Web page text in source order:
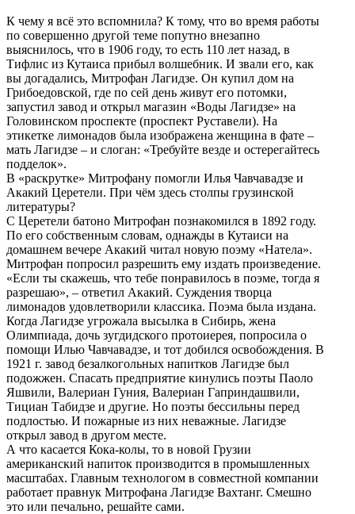
К чему я всё это вспомнила? К тому, что во время работы
по совершенно другой теме попутно внезапно
выяснилось, что в 1906 году, то есть 110 лет назад, в
Тифлис из Кутаиса прибыл волшебник. И звали его, как
вы догадались, Митрофан Лагидзе. Он купил дом на
Грибоедовской, где по сей день живут его потомки,
запустил завод и открыл магазин «Воды Лагидзе» на
Головинском проспекте (проспект Руставели). На
этикетке лимонадов была изображена женщина в фате –
мать Лагидзе – и слоган: «Требуйте везде и остерегайтесь
подделок».
В «раскрутке» Митрофану помогли Илья Чавчавадзе и
Акакий Церетели. При чём здесь столпы грузинской
литературы?
С Церетели батоно Митрофан познакомился в 1892 году.
По его собственным словам, однажды в Кутаиси на
домашнем вечере Акакий читал новую поэму «Натела».
Митрофан попросил разрешить ему издать произведение.
«Если ты скажешь, что тебе понравилось в поэме, тогда я
разрешаю», – ответил Акакий. Суждения творца
лимонадов удовлетворили классика. Поэма была издана.
Когда Лагидзе угрожала высылка в Сибирь, жена
Олимпиада, дочь зугдидского протоиерея, попросила о
помощи Илью Чавчавадзе, и тот добился освобождения. В
1921 г. завод безалкогольных напитков Лагидзе был
подожжен. Спасать предприятие кинулись поэты Паоло
Яшвили, Валериан Гуния, Валериан Гаприндашвили,
Тициан Табидзе и другие. Но поэты бессильны перед
подлостью. И пожарные из них неважные. Лагидзе
открыл завод в другом месте.
А что касается Кока-колы, то в новой Грузии
американский напиток производится в промышленных
масштабах. Главным технологом в совместной компании
работает правнук Митрофана Лагидзе Вахтанг. Смешно
это или печально, решайте сами.